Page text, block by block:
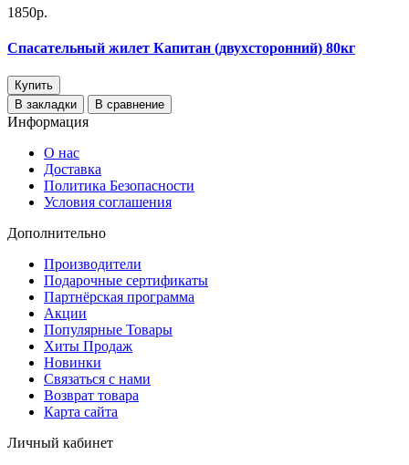
1850р.
Спасательный жилет Капитан (двухсторонний) 80кг
Купить
В закладки
В сравнение
Информация
О нас
Доставка
Политика Безопасности
Условия соглашения
Дополнительно
Производители
Подарочные сертификаты
Партнёрская программа
Акции
Популярные Товары
Хиты Продаж
Новинки
Связаться с нами
Возврат товара
Карта сайта
Личный кабинет